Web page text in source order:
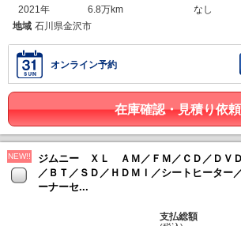
2021年
6.8万km
なし
地域 石川県金沢市
オンライン予約
在庫確認・見積り依頼
NEW!!
ジムニー ＸＬ ＡＭ／ＦＭ／ＣＤ／ＤＶ
／ＢＴ／ＳＤ／ＨＤＭＩ／シートヒーター
ーナーセ...
支払総額